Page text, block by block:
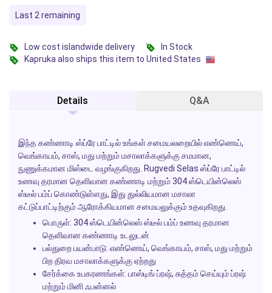
Last 2 remaining
Low cost islandwide delivery
In Stock
Kapruka also ships this item to United States
Details Q&A
இந்த கண்ணாடி ஸ்ப்ரே பாட்டில் உங்கள் சமையலறையில் எண்ணெய்,
வெங்காயம், சாஸ், மது மற்றும் மசாலாக்களுக்கு சமமான,
நுணுக்கமான மிஸ்டை வழங்குகிறது. Rugvedi Selas ஸ்ப்ரே பாட்டில்
உணவு தரமான தெளிவான கண்ணாடி மற்றும் 304 ஸ்டெயின்லெஸ்
ஸ்டீல் பம்ப் கொண்டுள்ளது, இது துல்லியமான மசாலா
கட்டுப்பாட்டிற்கும் ஆரோக்கியமான சமையலுக்கும் உதவுகிறது.
பொருள்: 304 ஸ்டெயின்லெஸ் ஸ்டீல் பம்ப் உணவு தரமான
தெளிவான கண்ணாடி உடலுடன்
பல்துறை பயன்பாடு: எண்ணெய், வெங்காயம், சாஸ், மது மற்றும்
பிற திரவ மசாலாக்களுக்கு ஏற்றது
சேர்க்கை உபகரணங்கள்: பாஸ்டிங் ப்ரஷ், சுத்தம் செய்யும் ப்ரஷ்
மற்றும் மினி ஃபன்னல்